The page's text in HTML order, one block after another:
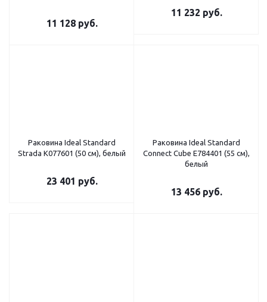
11 128руб.
11 232 руб.
Раковина Ideal Standard
Strada K077601 (50 см), белый
23 401 руб.
Раковина Ideal Standard
Connect Cube E784401 (55 см),
белый
13 456руб.